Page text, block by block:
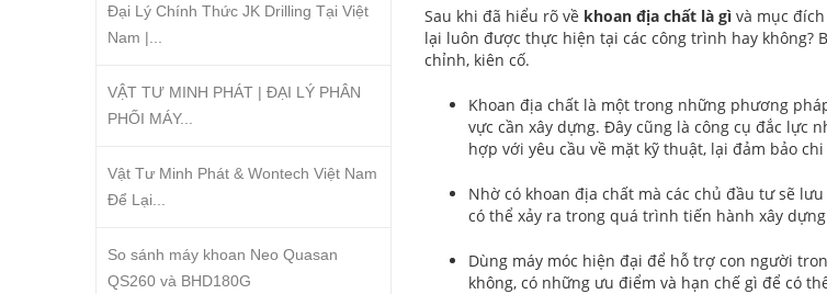
Đại Lý Chính Thức JK Drilling Tại Việt
Nam |...
VẬT TƯ MINH PHÁT | ĐẠI LÝ PHÂN
PHỐI MÁY...
Vật Tư Minh Phát & Wontech Việt Nam
Để Lại...
So sánh máy khoan Neo Quasan
QS260 và BHD180G
Sau khi đã hiểu rõ về khoan địa chất là gì và mục
lại luôn được thực hiện tại các công trình hay
chỉnh, kiên cố.
Khoan địa chất là một trong những phương
vực cần xây dựng. Đây cũng là công cụ đắc lực
hợp với yêu cầu về mặt kỹ thuật, lại đảm bảo
Nhờ có khoan địa chất mà các chủ đầu tư sẽ
có thể xảy ra trong quá trình tiến hành xây dựng
Dùng máy móc hiện đại để hỗ trợ con người
không, có những ưu điểm và hạn chế gì để có